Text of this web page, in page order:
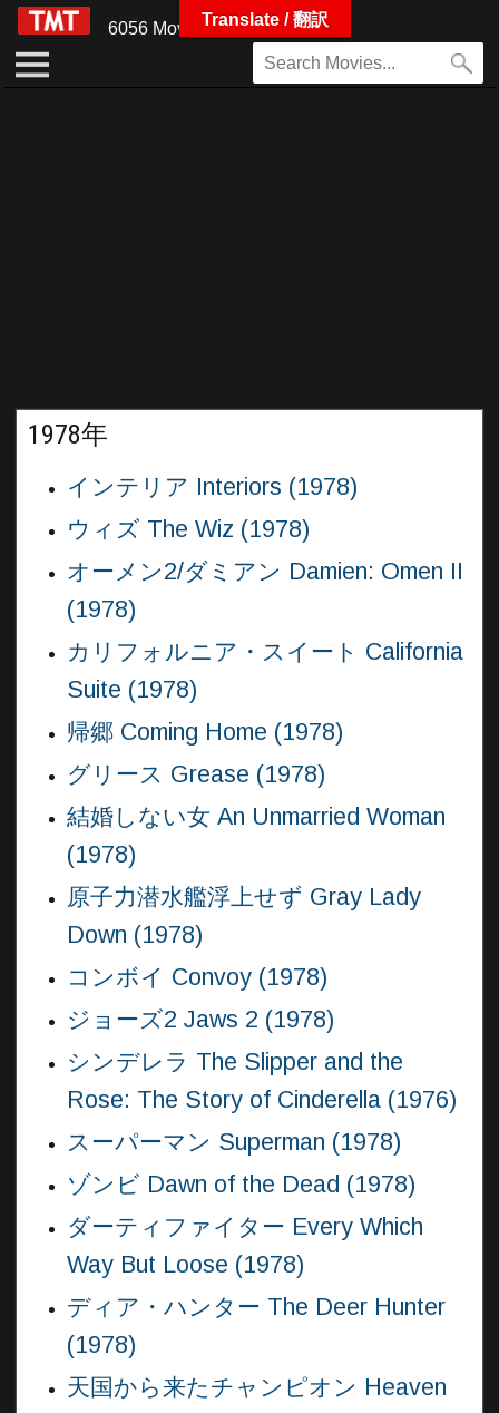
6056 Movies
1978年
インテリア Interiors (1978)
ウィズ The Wiz (1978)
オーメン2/ダミアン Damien: Omen II
(1978)
カリフォルニア・スイート California
Suite (1978)
帰郷 Coming Home (1978)
グリース Grease (1978)
結婚しない女 An Unmarried Woman
(1978)
原子力潜水艦浮上せず Gray Lady
Down (1978)
コンボイ Convoy (1978)
ジョーズ2 Jaws 2 (1978)
シンデレラ The Slipper and the
Rose: The Story of Cinderella (1976)
スーパーマン Superman (1978)
ゾンビ Dawn of the Dead (1978)
ダーティファイター Every Which
Way But Loose (1978)
ディア・ハンター The Deer Hunter
(1978)
天国から来たチャンピオン Heaven
Translate / 翻訳